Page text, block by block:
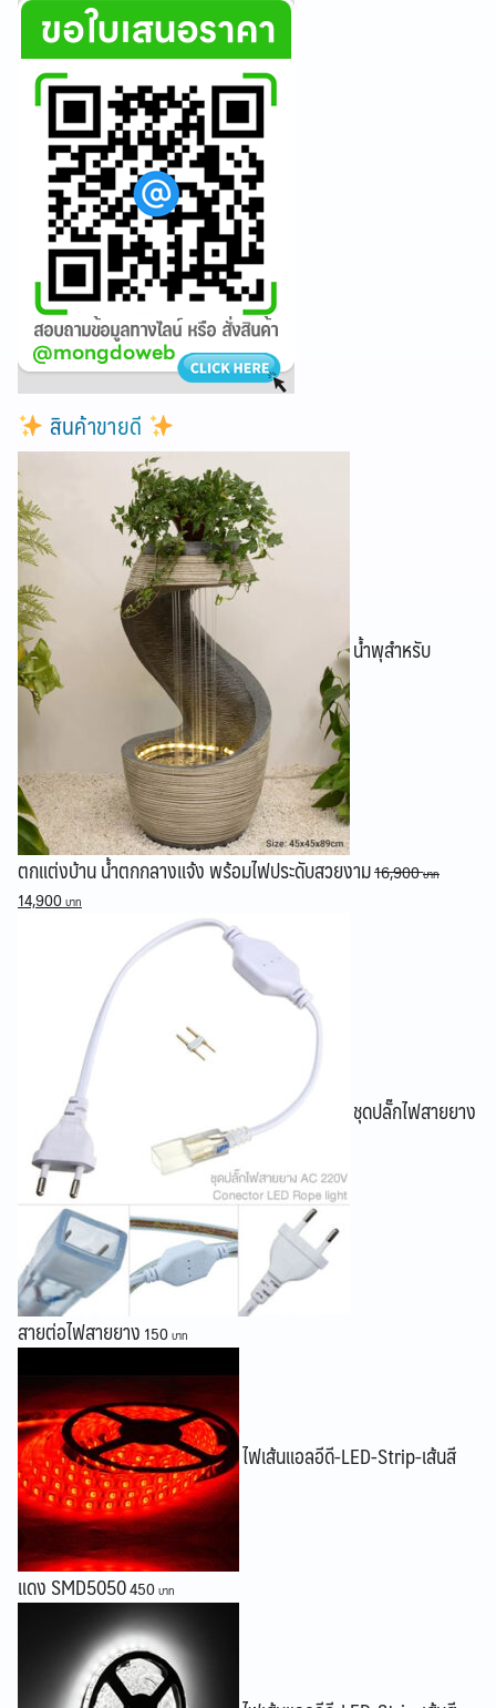
สินค้าขายดี
น้ำพุสำหรับ
ตกแต่งบ้าน น้ำตกกลางแจ้ง พร้อมไฟประดับสวยงาม16,900
Original
14,900
14,900 ฿.
ชุดปลั๊กไฟสายยาง
สายต่อไฟสายยาง 150
ไฟเส้นแอลอีดี-LED-Strip-เส้นสี
แดง SMD5050450